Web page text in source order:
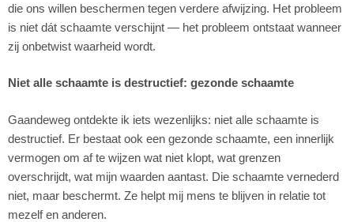
die ons willen beschermen tegen verdere afwijzing. Het probleem
is niet dát schaamte verschijnt — het probleem ontstaat wanneer
zij onbetwist waarheid wordt.
Niet alle schaamte is destructief: gezonde schaamte
Gaandeweg ontdekte ik iets wezenlijks: niet alle schaamte is
destructief. Er bestaat ook een gezonde schaamte, een innerlijk
vermogen om af te wijzen wat niet klopt, wat grenzen
overschrijdt, wat mijn waarden aantast. Die schaamte vernederd
niet, maar beschermt. Ze helpt mij mens te blijven in relatie tot
mezelf en anderen.